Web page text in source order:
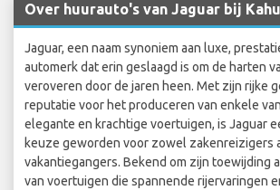
Over huurauto's van Jaguar bij
Jaguar, een naam synoniem aan luxe,
automerk dat erin geslaagd is om de harten
veroveren door de jaren heen. Met zijn rijke
reputatie voor het produceren van enkele
elegante en krachtige voertuigen, is Jaguar
keuze geworden voor zowel zakenreizigers
vakantiegangers. Bekend om zijn toewijding
van voertuigen die spannende rijervaringen